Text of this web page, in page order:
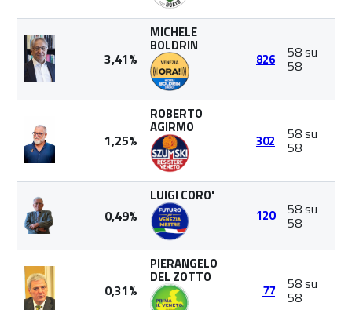
3,41%
MICHELE
BOLDRIN
826 58 su
58
1,25%
ROBERTO
AGIRMO
302 58 su
58
0,49%
LUIGI CORO'
120
58 su
58
0,31%
PIERANGELO
DEL ZOTTO
77 58 su
58